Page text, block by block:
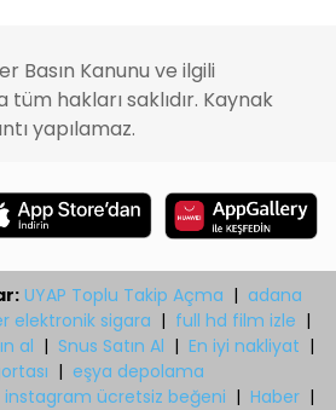
Basın Kanunu ve ilgili
hakları saklıdır. Kaynak
yapılamaz.
UYAP Toplu Takip Açma | adana
elektronik sigara | full hd film izle |
al | Snus Satın Al | En iyi nakliyat |
| eşya depolama
instagram ücretsiz beğeni | Haber |